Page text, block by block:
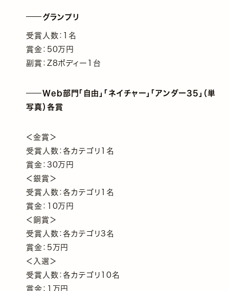
グランプリ
受賞人数：1名
賞金：50万円
副賞：Z8ボディー1台
Web部門「自由」「ネイチャー」「アンダー35」（単
写真）各賞
＜金賞＞
受賞人数：各カテゴリ1名
賞金：30万円
＜銀賞＞
受賞人数：各カテゴリ1名
賞金：10万円
＜銅賞＞
受賞人数：各カテゴリ3名
賞金：5万円
＜入選＞
受賞人数：各カテゴリ10名
賞金：1万円